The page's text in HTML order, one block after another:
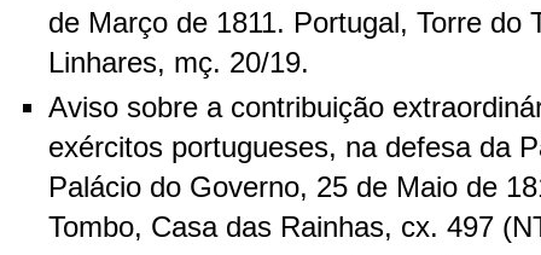
de Março de 1811. Portugal, Torre do
Linhares, mç. 20/19.
Aviso sobre a contribuição
exércitos portugueses, na defesa da
Palácio do Governo, 25 de Maio de
Tombo, Casa das Rainhas, cx. 497